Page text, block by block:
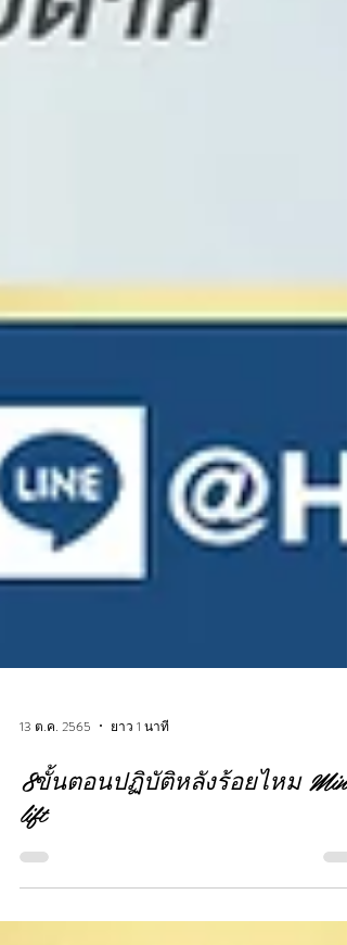
13 ต.ค. 2565 ยาว 1 นาที
8ขั้นตอนปฏิบัติหลังร้อยไหม Mint
lift